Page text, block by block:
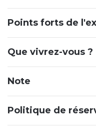
Points forts de
Que vivrez-vous ?
Note
Politique de